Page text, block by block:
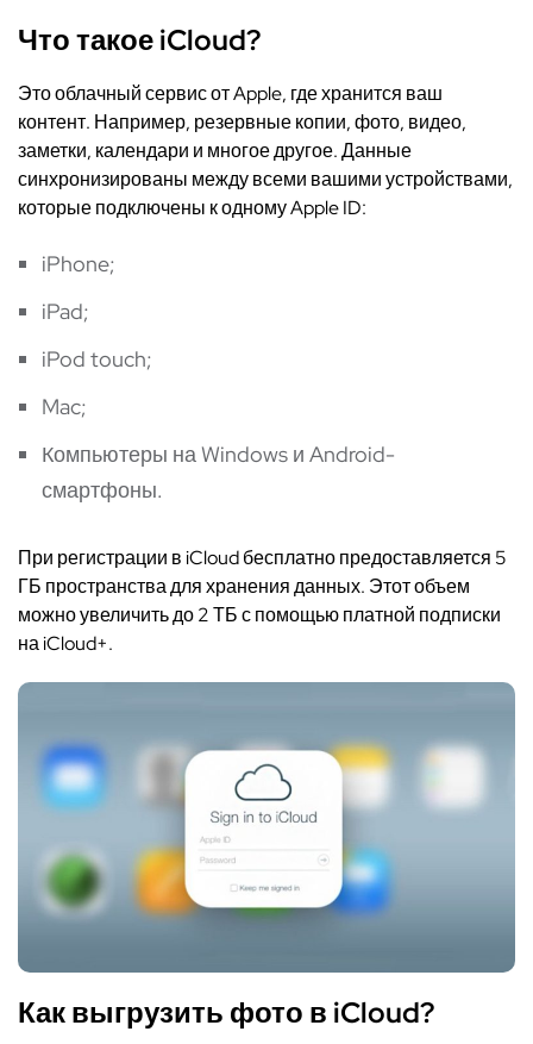
Что такое iCloud?
Это облачный сервис от Apple, где хранится ваш
контент. Например, резервные копии, фото, видео,
заметки, календари и многое другое. Данные
синхронизированы между всеми вашими устройствами,
которые подключены к одному Apple ID:
iPhone;
iPad;
iPod touch;
Mac;
Компьютеры на Windows и Android-
смартфоны.
При регистрации в iCloud бесплатно предоставляется 5
ГБ пространства для хранения данных. Этот объем
можно увеличить до 2 ТБ с помощью платной подписки
на iCloud+.
Как выгрузить фото в iCloud?